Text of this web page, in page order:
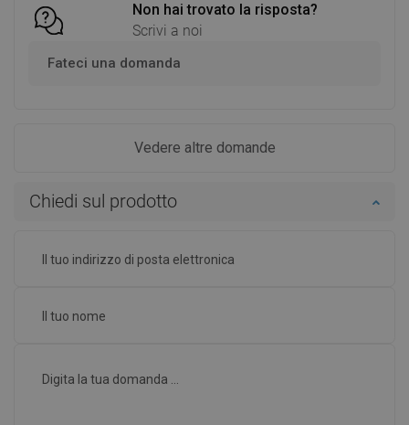
Non hai trovato la risposta?
Scrivi a noi
Fateci una domanda
Vedere altre domande
Chiedi sul prodotto